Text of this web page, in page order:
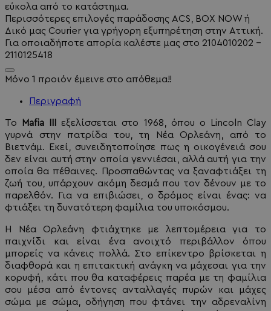
εύκολα από το κατάστημα.
Περισσότερες επιλογές παράδοσης ACS, BOX NOW ή
Δικό μας Courier για γρήγορη εξυπηρέτηση στην Αττική.
Για οποιαδήποτε απορία καλέστε μας στο 2104010202 -
2110125418
Μόνο 1 προιόν έμεινε στο απόθεμα!!
Περιγραφή
Το Mafia III
εξελίσσεται στο 1968, όπου ο Lincoln Clay
γυρνά στην πατρίδα του, τη Νέα Ορλεάνη, από το
Βιετνάμ. Εκεί, συνειδητοποίησε πως η οικογένειά σου
δεν είναι αυτή στην οποία γεννιέσαι, αλλά αυτή για την
οποία θα πέθαινες. Προσπαθώντας να ξαναφτιάξει τη
ζωή του, υπάρχουν ακόμη δεσμά που τον δένουν με το
παρελθόν. Για να επιβιώσει, ο δρόμος είναι ένας: να
φτιάξει τη δυνατότερη φαμίλια του υποκόσμου.
Η Νέα Ορλεάνη φτιάχτηκε με λεπτομέρεια για το
παιχνίδι και είναι ένα ανοιχτό περιβάλλον όπου
μπορείς να κάνεις πολλά. Στο επίκεντρο βρίσκεται η
διαφθορά και η επιτακτική ανάγκη να μάχεσαι για την
κορυφή, κάτι που θα καταφέρεις παρέα με τη φαμίλια
σου μέσα από έντονες ανταλλαγές πυρών και μάχες
σώμα με σώμα, οδήγηση που φτάνει την αδρεναλίνη